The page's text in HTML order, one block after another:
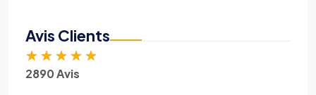
Avis Clients
★ ★ ★ ★ ★
2890 Avis